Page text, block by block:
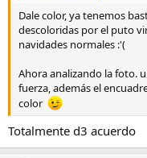
Dale color, ya tenemos
descoloridas por el puto
navidades normales :'(
Ahora analizando la foto.
fuerza, además el
color
Totalmente d3 acuerdo